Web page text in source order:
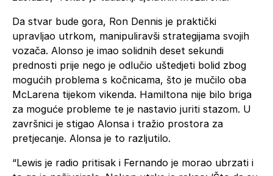
Da stvar bude gora, Ron Dennis je praktički
upravljao utrkom, manipuliravši strategijama svojih
vozača. Alonso je imao solidnih deset sekundi
prednosti prije nego je odlučio uštedjeti bolid zbog
mogućih problema s kočnicama, što je mučilo oba
McLarena tijekom vikenda. Hamiltona nije bilo briga
za moguće probleme te je nastavio juriti stazom. U
završnici je stigao Alonsa i tražio prostora za
pretjecanje. Alonsa je to razljutilo.
“Lewis je radio pritisak i Fernando je morao ubrzati i